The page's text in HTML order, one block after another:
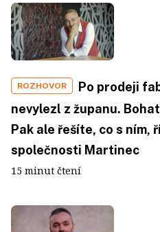
ROZHOVOR
Po prodeji
nevylezl z županu.
Pak ale řešíte, co s ním,
společnosti Martinec
15 minut čtení